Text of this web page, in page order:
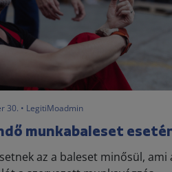
30. • LegitiMoadmin
munkabaleset
az a baleset minősül, ami